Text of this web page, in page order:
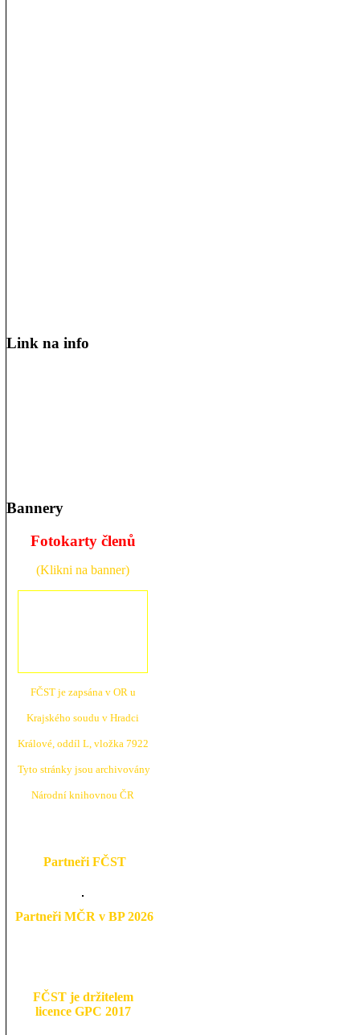
Link na info
Bannery
Fotokarty členů
(Klikni na banner)
FČST je zapsána v OR u
Krajského soudu v Hradci
Králové, oddíl L, vložka 7922
Tyto stránky jsou archivovány
Národní knihovnou ČR
Partneři FČST
Partneři MČR v BP 2026
FČST je držitelem
licence GPC 2017